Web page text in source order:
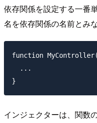
依存関係を設定する一番
名を依存関係の名前とみ
function
  ...
インジェクターは、関数